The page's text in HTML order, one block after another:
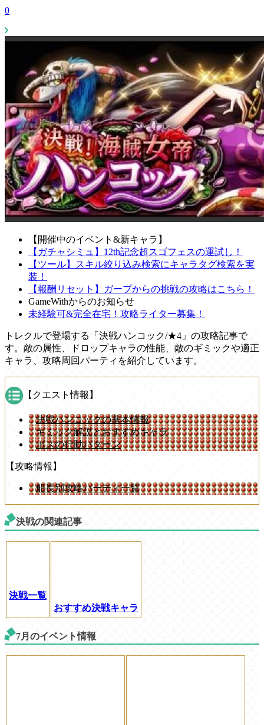
0
【開催中のイベント&新キャラ】
【ガチャシミュ】12th記念超スゴフェスの運試し！
【ツール】スキル絞り込み検索にキャラタグ検索を実
装！
【報酬リセット】ガープからの挑戦の攻略はこちら！
GameWithからのお知らせ
未経験可&完全在宅！攻略ライター募集！
トレクルで登場する「決戦ハンコック/★4」の攻略記事で
す。敵の属性、ドロップキャラの性能、敵のギミックや適正
キャラ、攻略周回パーティを紹介しています。
【クエスト情報】
決戦ハンコックの基本情報
ギミック解説とおすすめキャラ
ボスの行動パターン
【攻略情報】
船長別攻略パーティ一覧
決戦の関連記事
決戦一覧
おすすめ決戦キャラ
7月のイベント情報